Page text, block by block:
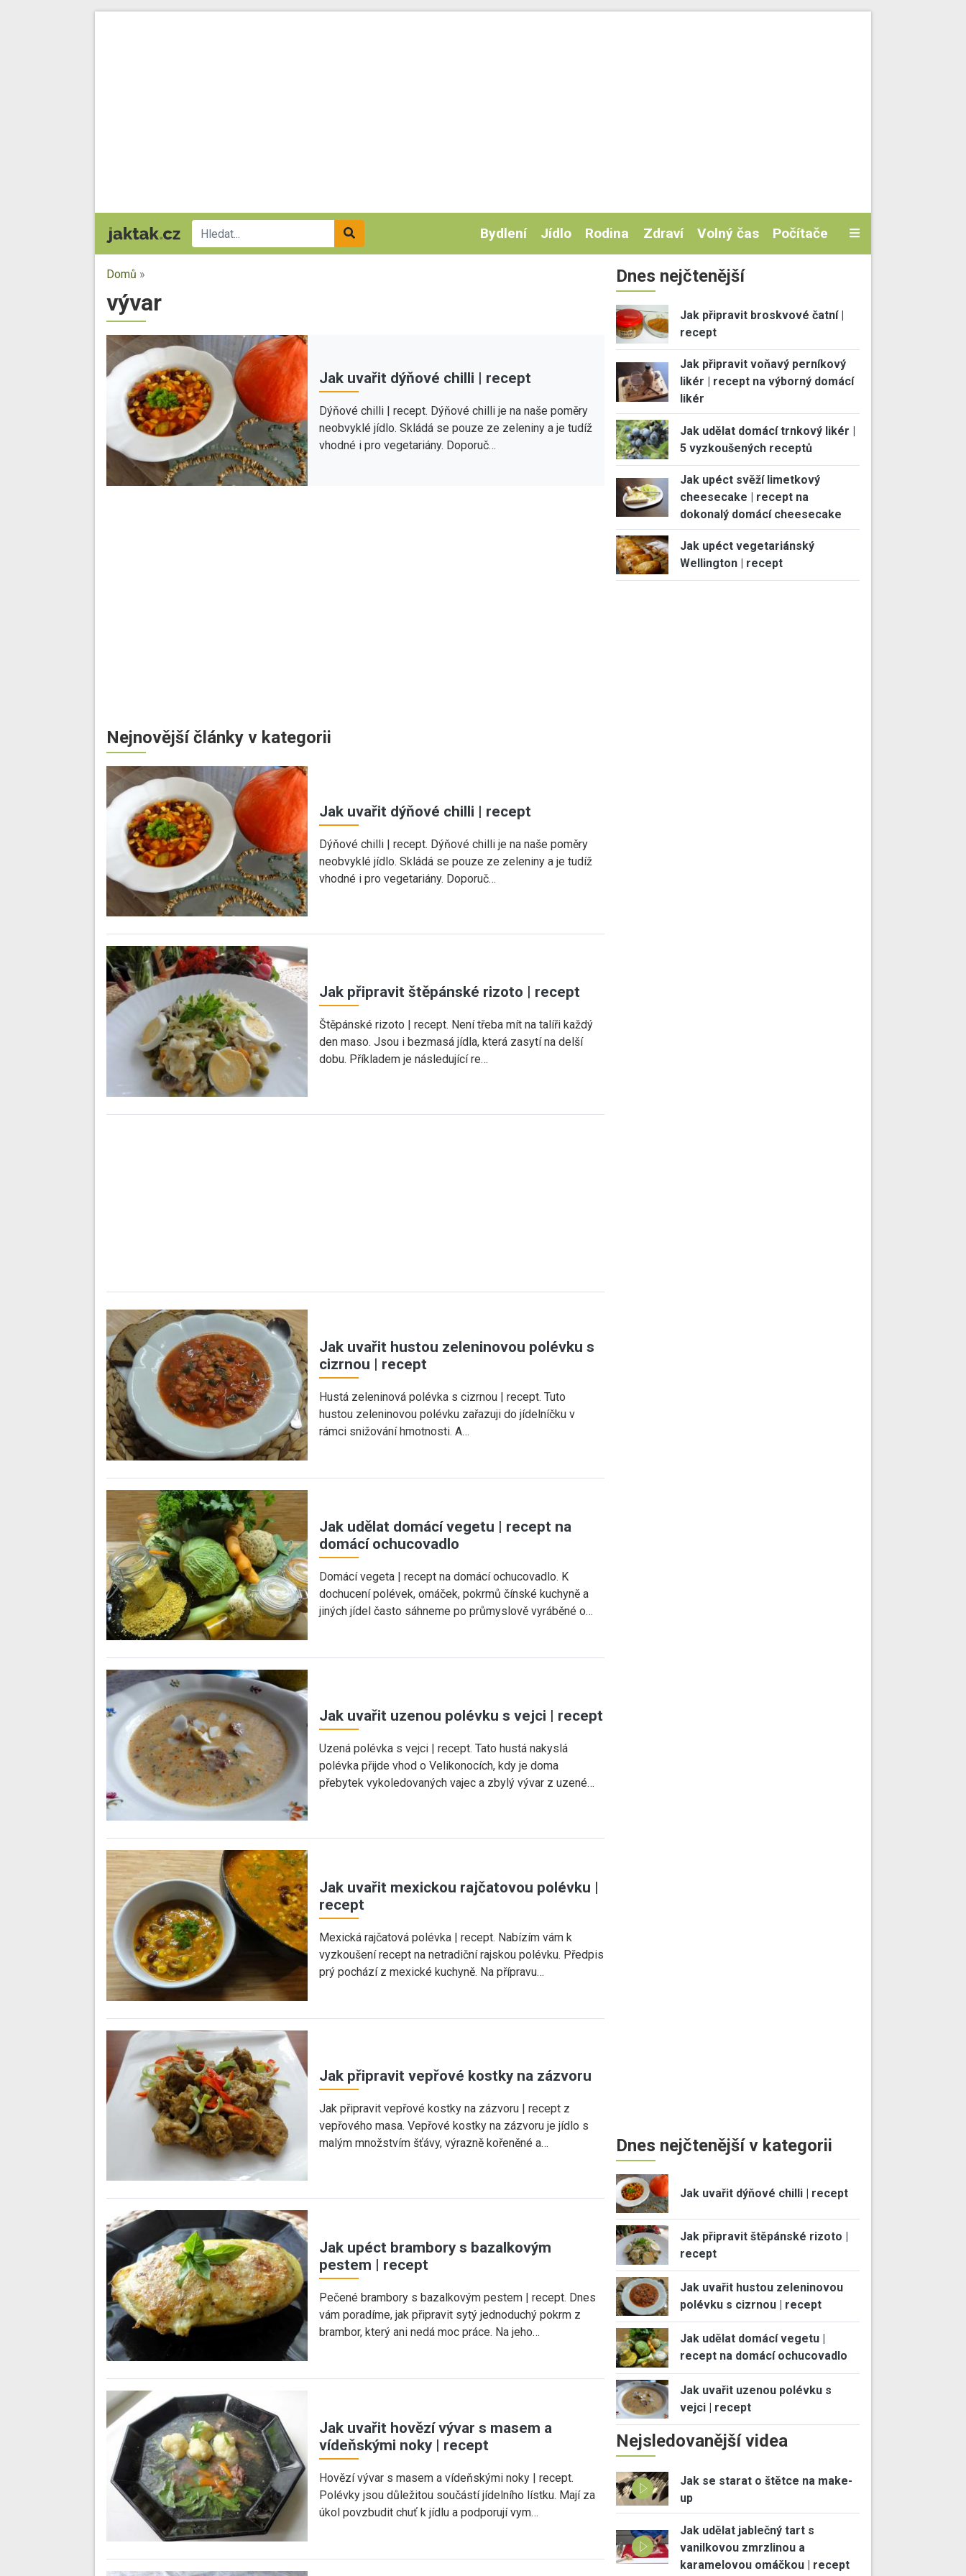
Bydlení Jídlo Rodina Zdraví Volný čas Počítače
Domů »
vývar
Jak uvařit dýňové chilli | recept
Dýňové chilli | recept. Dýňové chilli je na naše poměry
neobvyklé jídlo. Skládá se pouze ze zeleniny a je tudíž
vhodné i pro vegetariány. Doporuč…
Nejnovější články v kategorii
Jak uvařit dýňové chilli | recept
Dýňové chilli | recept. Dýňové chilli je na naše poměry
neobvyklé jídlo. Skládá se pouze ze zeleniny a je tudíž
vhodné i pro vegetariány. Doporuč…
Jak připravit štěpánské rizoto | recept
Štěpánské rizoto | recept. Není třeba mít na talíři každý
den maso. Jsou i bezmasá jídla, která zasytí na delší
dobu. Příkladem je následující re…
Jak uvařit hustou zeleninovou polévku s
cizrnou | recept
Hustá zeleninová polévka s cizrnou | recept. Tuto
hustou zeleninovou polévku zařazuji do jídelníčku v
rámci snižování hmotnosti. A…
Jak udělat domácí vegetu | recept na
domácí ochucovadlo
Domácí vegeta | recept na domácí ochucovadlo. K
dochucení polévek, omáček, pokrmů čínské kuchyně a
jiných jídel často sáhneme po průmyslově vyráběné o…
Jak uvařit uzenou polévku s vejci | recept
Uzená polévka s vejci | recept. Tato hustá nakyslá
polévka přijde vhod o Velikonocích, kdy je doma
přebytek vykoledovaných vajec a zbylý vývar z uzené…
Jak uvařit mexickou rajčatovou polévku |
recept
Mexická rajčatová polévka | recept. Nabízím vám k
vyzkoušení recept na netradiční rajskou polévku. Předpis
prý pochází z mexické kuchyně. Na přípravu…
Jak připravit vepřové kostky na zázvoru
Jak připravit vepřové kostky na zázvoru | recept z
vepřového masa. Vepřové kostky na zázvoru je jídlo s
malým množstvím šťávy, výrazně kořeněné a…
Jak upéct brambory s bazalkovým
pestem | recept
Pečené brambory s bazalkovým pestem | recept. Dnes
vám poradíme, jak připravit sytý jednoduchý pokrm z
brambor, který ani nedá moc práce. Na jeho…
Jak uvařit hovězí vývar s masem a
vídeňskými noky | recept
Hovězí vývar s masem a vídeňskými noky | recept.
Polévky jsou důležitou součástí jídelního lístku. Mají za
úkol povzbudit chuť k jídlu a podporují vym…
Dnes nejčtenější
Jak připravit broskvové čatní |
recept
Jak připravit voňavý perníkový
likér | recept na výborný domácí
likér
Jak udělat domácí trnkový likér |
5 vyzkoušených receptů
Jak upéct svěží limetkový
cheesecake | recept na
dokonalý domácí cheesecake
Jak upéct vegetariánský
Wellington | recept
Dnes nejčtenější v kategorii
Jak uvařit dýňové chilli | recept
Jak připravit štěpánské rizoto |
recept
Jak uvařit hustou zeleninovou
polévku s cizrnou | recept
Jak udělat domácí vegetu |
recept na domácí ochucovadlo
Jak uvařit uzenou polévku s
vejci | recept
Nejsledovanější videa
Jak se starat o štětce na make-
up
Jak udělat jablečný tart s
vanilkovou zmrzlinou a
karamelovou omáčkou | recept